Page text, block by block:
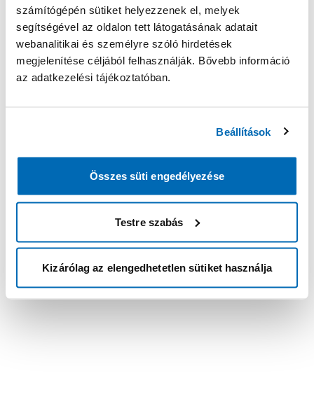
számítógépén sütiket helyezzenek el, melyek
segítségével az oldalon tett látogatásának adatait
webanalitikai és személyre szóló hirdetések
megjelenítése céljából felhasználják. Bővebb információ
az adatkezelési tájékoztatóban.
Beállítások
Összes süti engedélyezése
Testre szabás
Kizárólag az elengedhetetlen sütiket használja